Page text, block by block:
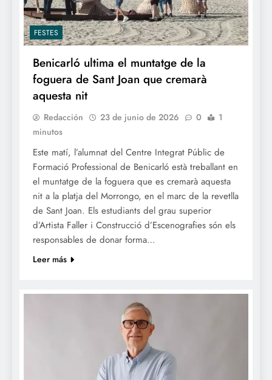
FESTES
Benicarló ultima el muntatge de la
foguera de Sant Joan que cremarà
aquesta nit
Redacción 23 de junio de 2026 0
1
minutos
Este matí, l’alumnat del Centre Integrat Públic de
Formació Professional de Benicarló està treballant en
el muntatge de la foguera que es cremarà aquesta
nit a la platja del Morrongo, en el marc de la revetlla
de Sant Joan. Els estudiants del grau superior
d’Artista Faller i Construcció d’Escenografies són els
responsables de donar forma…
Leer más